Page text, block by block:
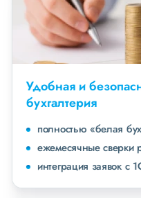
Удобная и
бухгалтерия
полностью «белая
ежемесячные сверки
интеграция заявок с